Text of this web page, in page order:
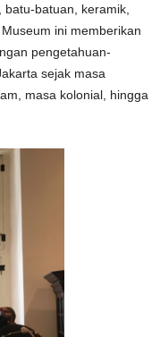
batuan, keramik,
ini memberikan
pengetahuan-
sejak masa
masa kolonial, hingga